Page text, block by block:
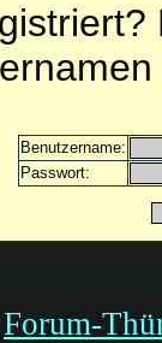
Benutzername:
Passwort:
Forum-